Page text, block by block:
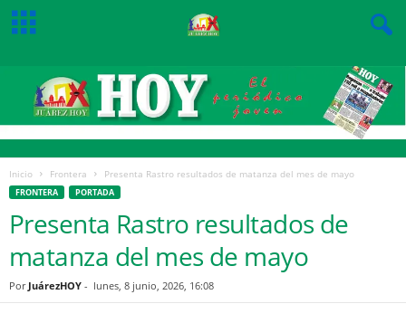
Inicio Frontera Presenta Rastro resultados de matanza del mes de mayo
FRONTERA PORTADA
Presenta Rastro resultados de
matanza del mes de mayo
Por JuárezHOY - lunes, 8 junio, 2026, 16:08